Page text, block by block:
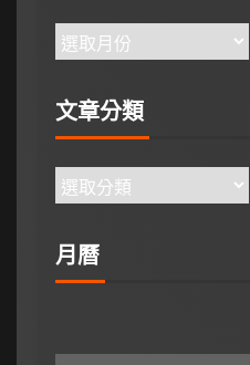
文章分類
月曆